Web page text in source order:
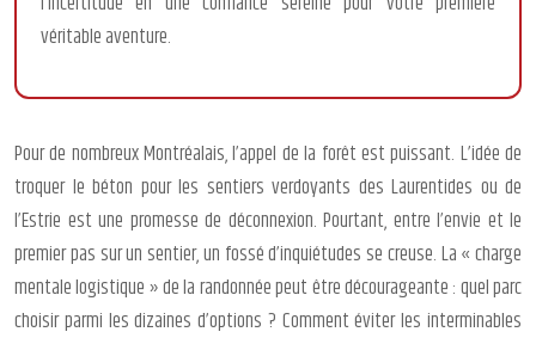
véritable aventure.
Pour de nombreux Montréalais, l’appel de la forêt est puissant. L’idée de
troquer le béton pour les sentiers verdoyants des Laurentides ou de
l’Estrie est une promesse de déconnexion. Pourtant, entre l’envie et le
premier pas sur un sentier, un fossé d’inquiétudes se creuse. La « charge
mentale logistique » de la randonnée peut être décourageante : quel parc
choisir parmi les dizaines d’options ? Comment éviter les interminables